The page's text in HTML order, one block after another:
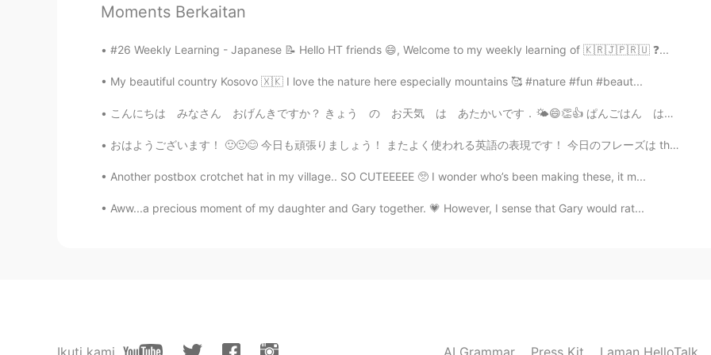
Sayuri
手洗いとうがいをこまめにしてください。
JP EN
私の地域でも5つのホームセンターやドラッグストアを周りましたが、売り切れでした。
Amazonとかでも値段が上がってることもありそうなので注意して下さい🤗
JP EN
Moments Berkaitan
#26 Weekly Learning - Japanese 📝 Hello HT friends 😄, Welcome to my weekly learning of 🇰🇷🇯🇵🇷🇺 ❓...
My beautiful country Kosovo 🇽🇰 I love the nature here especially mountains 🥰 #nature #fun #beaut...
こんにちは みなさん おげんきですか？ きょう の お天気 は あたかいです．🌤😄👏👍 ぱんごはん は ちょっと おそくなって．😅 ベジタリアン ぱんごはんできた．😮‍💨😝 はじめてです....
おはようございます！ 🙂🙂😊 今日も頑張りましょう！ またよく使われる英語の表現です！ 今日のフレーズは there's no free lunch / (there's no such thi...
Another postbox crotchet hat in my village.. SO CUTEEEEE 🥺 I wonder who’s been making these, it m...
Aww...a precious moment of my daughter and Gary together. 💗 However, I sense that Gary would rat...
Ikuti kami AI Grammar Press Kit Laman HelloTalk